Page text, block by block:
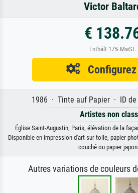
Victor
€
Enthält 17% MwSt.
1986 · Tinte auf Papier · ID
Artistes non
Église Saint-Augustin, Paris, élévation de la
Disponible en impression d'art sur toile, papier
couché ou papier
Autres variations de couleurs